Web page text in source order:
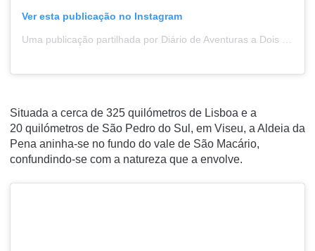
Ver esta publicação no Instagram
Situada a cerca de 325 quilómetros de Lisboa e a
20 quilómetros de São Pedro do Sul, em Viseu, a Aldeia da
Pena aninha-se no fundo do vale de São Macário,
confundindo-se com a natureza que a envolve.